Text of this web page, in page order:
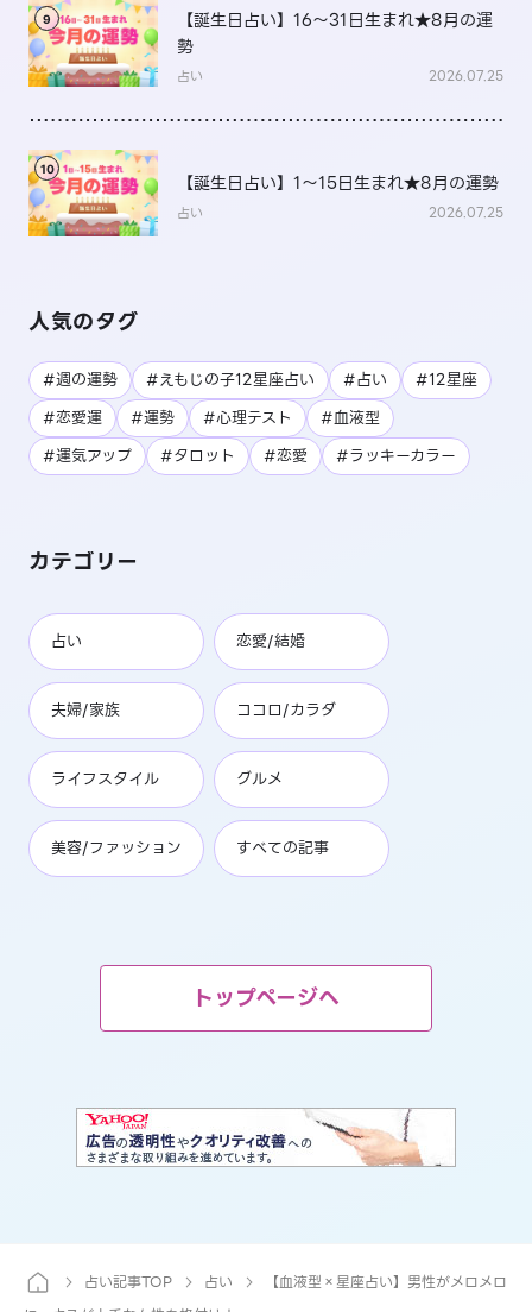
9
【誕生日占い】16～31日生まれ★8月の運
勢
占い 2026.07.25
10
【誕生日占い】1～15日生まれ★8月の運勢
占い 2026.07.25
人気のタグ
#週の運勢 #えもじの子12星座占い #占い
#12星座
#恋愛運
#運勢 #心理テスト
#血液型
#運気アップ
#タロット #恋愛 #ラッキーカラー
カテゴリー
占い 恋愛/結婚
夫婦/家族 ココロ/カラダ
ライフスタイル グルメ
美容/ファッション すべての記事
トップページへ
占い記事TOP 占い
【血液型×星座占い】男性がメロメロ